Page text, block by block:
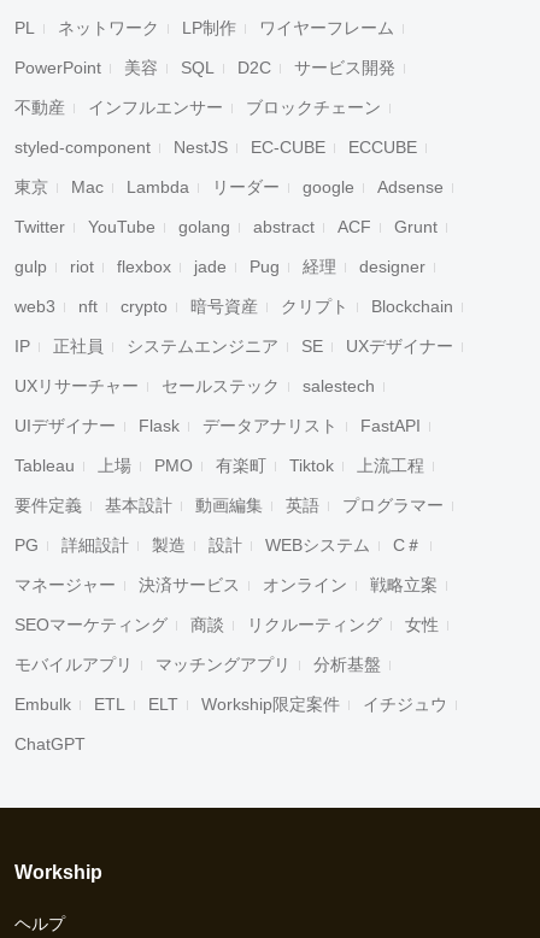
PL ネットワーク LP制作 ワイヤーフレーム
PowerPoint 美容 SQL D2C サービス開発
不動産 インフルエンサー ブロックチェーン
styled-component NestJS EC-CUBE ECCUBE
東京 Mac Lambda リーダー google Adsense
Twitter YouTube golang abstract ACF Grunt
gulp riot flexbox jade Pug 経理 designer
web3 nft crypto 暗号資産 クリプト Blockchain
IP 正社員 システムエンジニア SE UXデザイナー
UXリサーチャー セールステック salestech
UIデザイナー Flask データアナリスト FastAPI
Tableau 上場 PMO 有楽町 Tiktok 上流工程
要件定義 基本設計 動画編集 英語 プログラマー
PG 詳細設計 製造 設計 WEBシステム C＃
マネージャー 決済サービス オンライン 戦略立案
SEOマーケティング 商談 リクルーティング 女性
モバイルアプリ マッチングアプリ 分析基盤
Embulk ETL ELT Workship限定案件 イチジュウ
ChatGPT
Workship
ヘルプ